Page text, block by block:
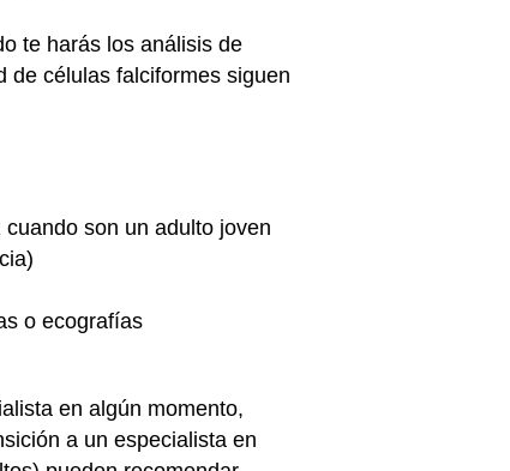
te harás los análisis de
de células falciformes siguen
son un adulto joven
o ecografías
en algún momento,
a un especialista en